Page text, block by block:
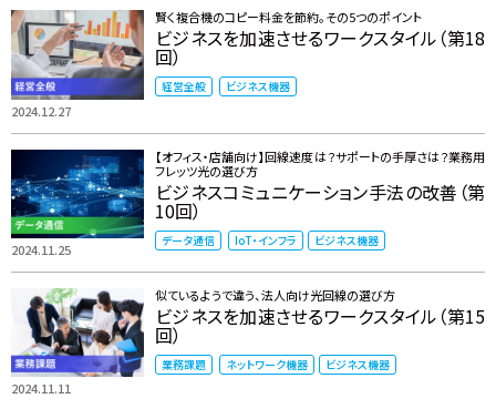
2024.12.27
賢く複合機のコピー料金を節約。その5つのポイント
ビジネスを加速させるワークスタイル（第18
回）
経営全般 ビジネス機器
2024.11.25
【オフィス・店舗向け】回線速度は？サポートの手厚さは？業務用
フレッツ光の選び方
ビジネスコミュニケーション手法の改善（第
10回）
データ通信 IoT・インフラ ビジネス機器
2024.11.11
似ているようで違う、法人向け光回線の選び方
ビジネスを加速させるワークスタイル（第15
回）
業務課題 ネットワーク機器 ビジネス機器